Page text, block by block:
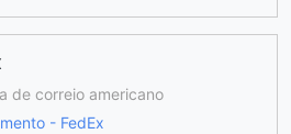
de correio americano
- FedEx